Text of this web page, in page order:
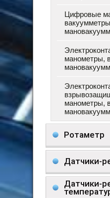
Цифровые
манометры,
манометры,
Ротаметр
Датчики-
Датчики-